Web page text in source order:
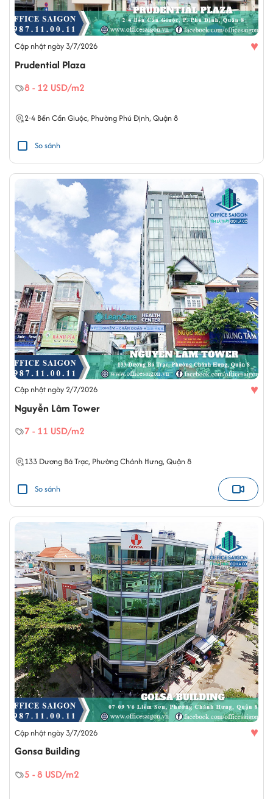
Cập nhật ngày 3/7/2026 ♥
Prudential Plaza
8 - 12 USD/m2
2-4 Bến Cần Giuộc, Phường Phú Định, Quận 8
So sánh
Cập nhật ngày 2/7/2026 ♥
Nguyễn Lâm Tower
7 - 11 USD/m2
133 Dương Bá Trạc, Phường Chánh Hưng, Quận 8
So sánh
Cập nhật ngày 3/7/2026 ♥
Gonsa Building
5 - 8 USD/m2